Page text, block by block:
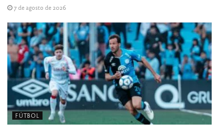
7 de agosto de 2026
FÚTBOL